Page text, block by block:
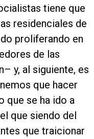
tiene que
residenciales de
proliferando en
de las
y, al siguiente, es
que hacer
que se ha ido a
que siendo del
que traicionar